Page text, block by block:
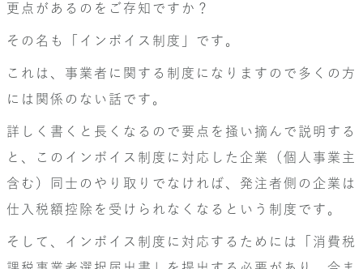
更点があるのをご存知ですか？
その名も「インボイス制度」です。
これは、事業者に関する制度になりますので多くの方
には関係のない話です。
詳しく書くと長くなるので要点を掻い摘んで説明する
と、このインボイス制度に対応した企業（個人事業主
含む）同士のやり取りでなければ、発注者側の企業は
仕入税額控除を受けられなくなるという制度です。
そして、インボイス制度に対応するためには「消費税